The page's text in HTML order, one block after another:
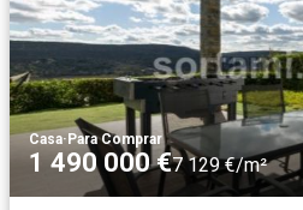
Casa·Para Comprar
1 490 000 €7 129 €/m²